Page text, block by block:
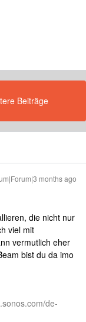
Beiträge
months ago
die nicht nur
viel mit
vermutlich eher
bist du da imo
de-